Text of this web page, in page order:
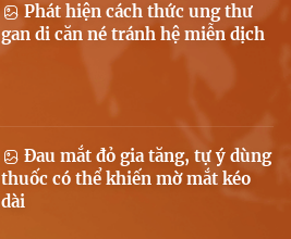
Phát hiện cách thức ung thư
gan di căn né tránh hệ miễn dịch
Đau mắt đỏ gia tăng, tự ý dùng
thuốc có thể khiến mờ mắt kéo
dài